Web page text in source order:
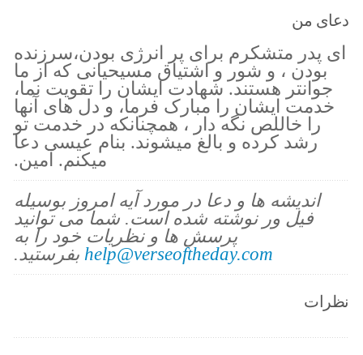
دعای من
ای پدر متشکرم برای پر انرژی بودن،‌سرزنده
بودن ، و شور و اشتیاق مسیحیانی که از ما
جوانتر هستند. شهادت ایشان را تقویت نما،
خدمت ایشان را مبارک فرما، و دل های آنها
را خاللص نگه دار ، همچنانکه در خدمت تو
رشد کرده و بالغ میشوند. بنام عیسی دعا
میکنم. آمین.
اندیشه ها و دعا در مورد آیه امروز بوسیله
فیل ور نوشته شده است. شما می توانید
پرسش ها و نظریات خود را به
help@verseoftheday.com بفرستید.
نظرات